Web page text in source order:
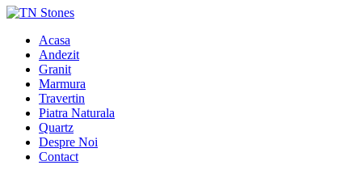
Acasa
Andezit
Granit
Marmura
Travertin
Piatra Naturala
Quartz
Despre Noi
Contact